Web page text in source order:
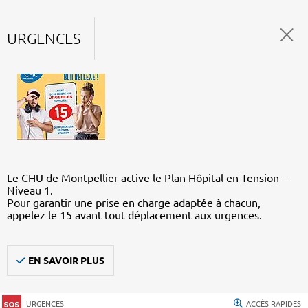
URGENCES
Le CHU de Montpellier active le Plan Hôpital en Tension –
Niveau 1.
Pour garantir une prise en charge adaptée à chacun,
appelez le 15 avant tout déplacement aux urgences.
EN SAVOIR PLUS
URGENCES ACCÈS RAPIDES